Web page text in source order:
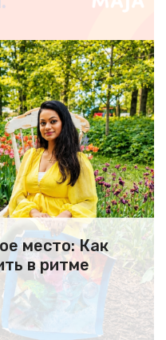
место: Как
в ритме